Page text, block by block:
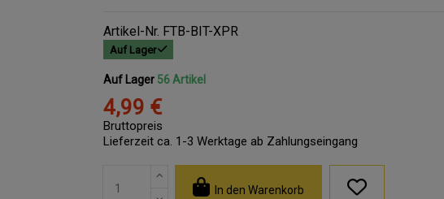
Artikel-Nr. FTB-BIT-XPR
Auf Lager
Auf Lager 56 Artikel
4,99 €
Bruttopreis
Lieferzeit ca. 1-3 Werktage ab Zahlungseingang
In den Warenkorb